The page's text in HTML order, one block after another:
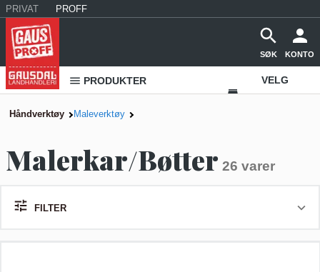
PRIVAT PROFF
SØK KONTO
PRODUKTER VELG
Håndverktøy Maleverktøy
Malerkar/Bøtter 26 varer
FILTER